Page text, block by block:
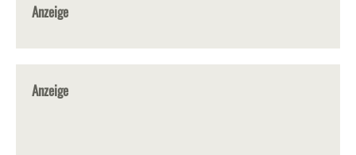
Anzeige
Anzeige